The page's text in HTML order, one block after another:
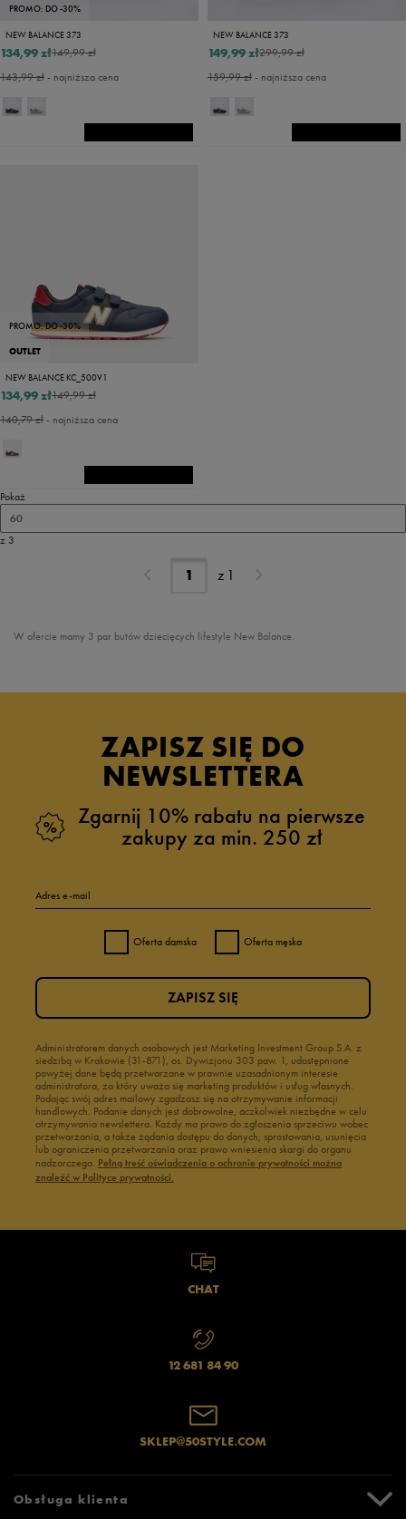
PROMO: DO -30%
NEW BALANCE 373
149,99 zł
134,99 zł
143,99 zł- najniższa cena
NEW BALANCE 373
299,99 zł
149,99 zł
159,99 zł- najniższa cena
PROMO: DO -30%
OUTLET
NEW BALANCE KC_500V1
149,99 zł
134,99 zł
140,79 zł- najniższa cena
Pokaż
60
z 3
z 1
W ofercie mamy 3 par butów dziecięcych lifestyle New Balance.
ZAPISZ SIĘ DO
NEWSLETTERA
Zgarnij 10% rabatu na pierwsze
zakupy za min. 250 zł
Adres e-mail
Oferta damska Oferta męska
Administratorem danych osobowych jest Marketing Investment Group S.A. z
siedzibą w Krakowie (31-871), os. Dywizjonu 303 paw. 1, udostępnione
powyżej dane będą przetwarzane w prawnie uzasadnionym interesie
administratora, za który uważa się marketing produktów i usług własnych.
Podając swój adres mailowy zgadzasz się na otrzymywanie informacji
handlowych. Podanie danych jest dobrowolne, aczkolwiek niezbędne w celu
otrzymywania newslettera. Każdy ma prawo do zgłoszenia sprzeciwu wobec
przetwarzania, a także żądania dostępu do danych, sprostowania, usunięcia
lub ograniczenia przetwarzania oraz prawo wniesienia skargi do organu
nadzorczego. Pełną treść oświadczenia o ochronie prywatności można
znaleźć w Polityce prywatności.
ZAPISZ SIĘ
CHAT
12 681 84 90
SKLEP@50STYLE.COM
Obsługa klienta